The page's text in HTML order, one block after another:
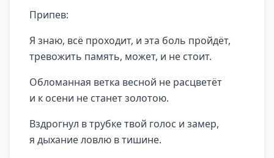
Припев:
Я знаю, всё проходит, и эта боль пройдёт,
тревожить память, может, и не стоит.
Обломанная ветка весной не расцветёт
и к осени не станет золотою.
Вздрогнул в трубке твой голос и замер,
я дыхание ловлю в тишине.